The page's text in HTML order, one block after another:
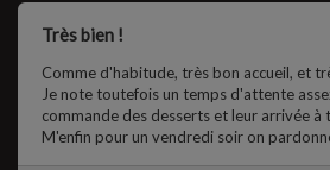
Très bien !
Comme d'habitude, très bon accueil, et
Je note toutefois un temps d'attente
commande des desserts et leur arrivée à
M'enfin pour un vendredi soir on